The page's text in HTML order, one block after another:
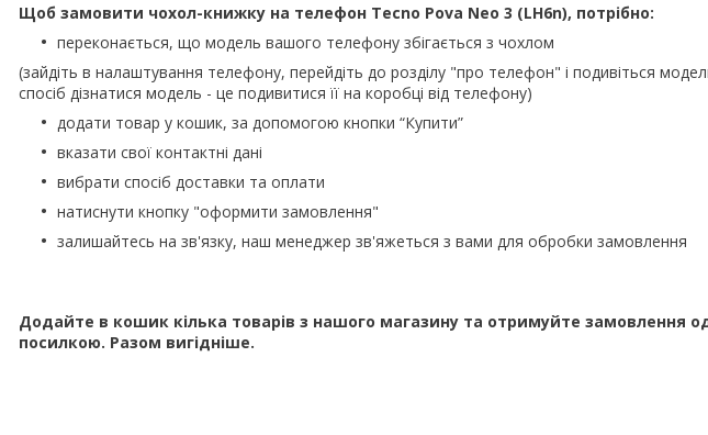
Щоб замовити чохол-книжку на телефон Tecno Pova Neo 3 (LH6n), потрібно:
переконається, що модель вашого телефону збігається з чохлом
(зайдіть в налаштування телефону, перейдіть до розділу "про телефон" і подивіться
спосіб дізнатися модель - це подивитися її на коробці від телефону)
додати товар у кошик, за допомогою кнопки “Купити”
вказати свої контактні дані
вибрати спосіб доставки та оплати
натиснути кнопку "оформити замовлення"
залишайтесь на зв'язку, наш менеджер зв'яжеться з вами для обробки замовлення
Додайте в кошик кілька товарів з нашого магазину та отримуйте замовлення
посилкою. Разом вигідніше.